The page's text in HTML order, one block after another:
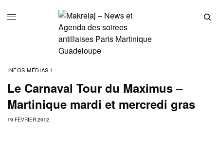
INFOS MÉDIAS 1
Le Carnaval Tour du Maximus –
Martinique mardi et mercredi gras
19 FÉVRIER 2012